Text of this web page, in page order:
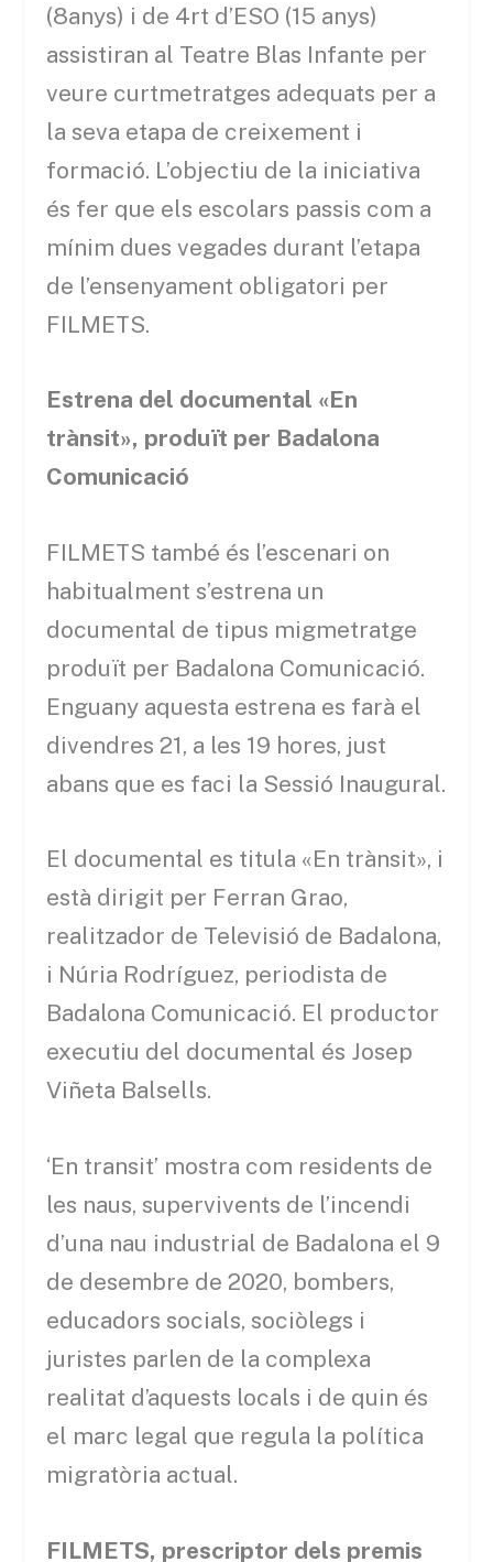
(8anys) i de 4rt d’ESO (15 anys)
assistiran al Teatre Blas Infante per
veure curtmetratges adequats per a
la seva etapa de creixement i
formació. L’objectiu de la iniciativa
és fer que els escolars passis com a
mínim dues vegades durant l’etapa
de l’ensenyament obligatori per
FILMETS.
Estrena del documental «En
trànsit», produït per Badalona
Comunicació
FILMETS també és l’escenari on
habitualment s’estrena un
documental de tipus migmetratge
produït per Badalona Comunicació.
Enguany aquesta estrena es farà el
divendres 21, a les 19 hores, just
abans que es faci la Sessió Inaugural.
El documental es titula «En trànsit», i
està dirigit per Ferran Grao,
realitzador de Televisió de Badalona,
i Núria Rodríguez, periodista de
Badalona Comunicació. El productor
executiu del documental és Josep
Viñeta Balsells.
‘En transit’ mostra com residents de
les naus, supervivents de l’incendi
d’una nau industrial de Badalona el 9
de desembre de 2020, bombers,
educadors socials, sociòlegs i
juristes parlen de la complexa
realitat d’aquests locals i de quin és
el marc legal que regula la política
migratòria actual.
FILMETS, prescriptor dels premis